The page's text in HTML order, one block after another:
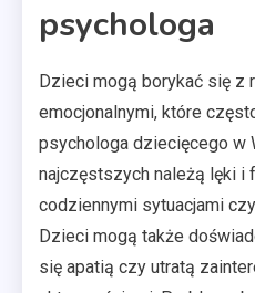
psychologa
Dzieci mogą borykać się z
emocjonalnymi, które
psychologa dziecięcego w
najczęstszych należą lęki i
codziennymi sytuacjami
Dzieci mogą także
się apatią czy utratą